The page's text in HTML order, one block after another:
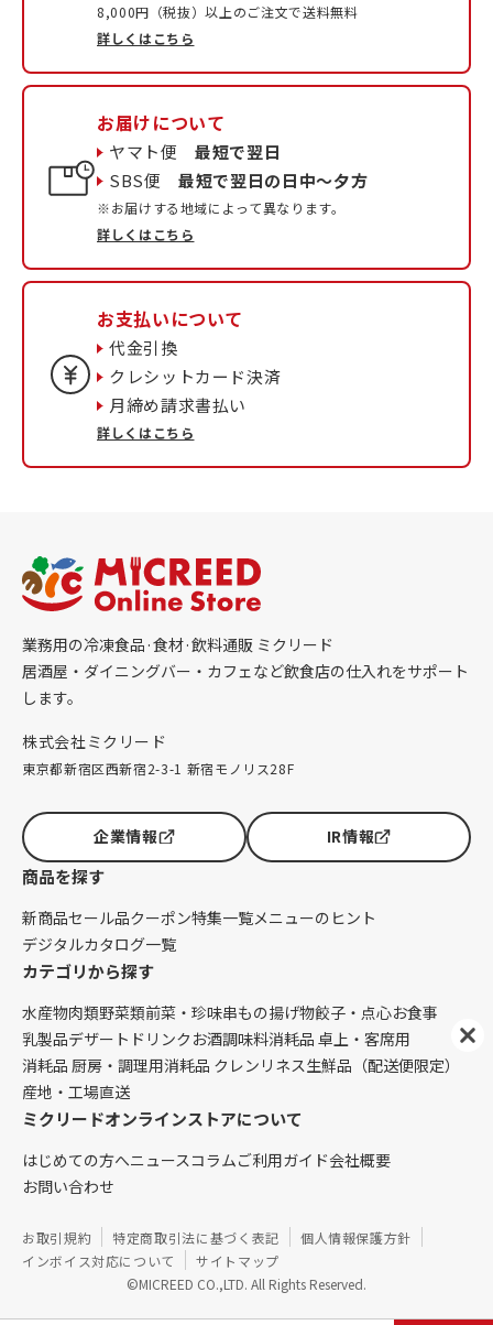
8,000円（税抜）以上のご注文で送料無料
詳しくはこちら
お届けについて
ヤマト便最短で翌日
SBS便最短で翌日の日中〜夕方
※お届けする地域によって異なります。
詳しくはこちら
お支払いについて
代金引換
クレシットカード決済
月締め請求書払い
詳しくはこちら
業務用の冷凍食品·食材·飲料通販 ミクリード
居酒屋・ダイニングバー・カフェなど飲食店の仕入れをサポート
します。
株式会社ミクリード
東京都新宿区西新宿2-3-1 新宿モノリス28F
企業情報 IR情報
商品を探す
新商品セール品クーポン特集一覧メニューのヒント
デジタルカタログ一覧
カテゴリから探す
水産物肉類野菜類前菜・珍味串もの揚げ物餃子・点心お食事
乳製品デザート ドリンク お酒調味料消耗品 卓上・客席用
消耗品 厨房・調理用消耗品 クレンリネス生鮮品（配送便限定）
産地・工場直送
ミクリードオンラインストアについて
はじめての方へニュースコラムご利用ガイド会社概要
お問い合わせ
©MICREED CO.,LTD. All Rights Reserved.
お取引規約 特定商取引法に基づく表記
個人情報保護方針
インボイス対応について
サイトマップ